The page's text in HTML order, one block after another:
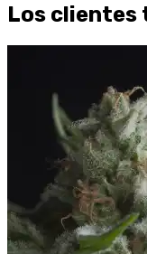
Los clientes